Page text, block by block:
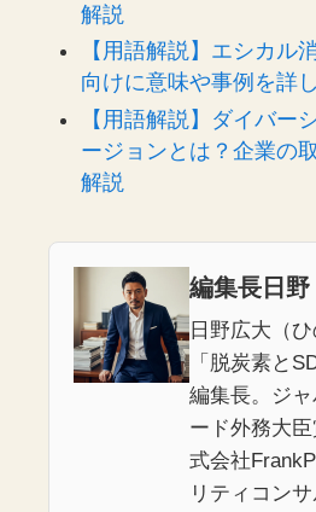
解説
【用語解説】エシカル
向けに意味や事例を詳
【用語解説】ダイバー
ージョンとは？企業の
解説
編集長日野
日野広大（ひ
「脱炭素と
編集長。ジ
ード外務大
式会社
リティコン